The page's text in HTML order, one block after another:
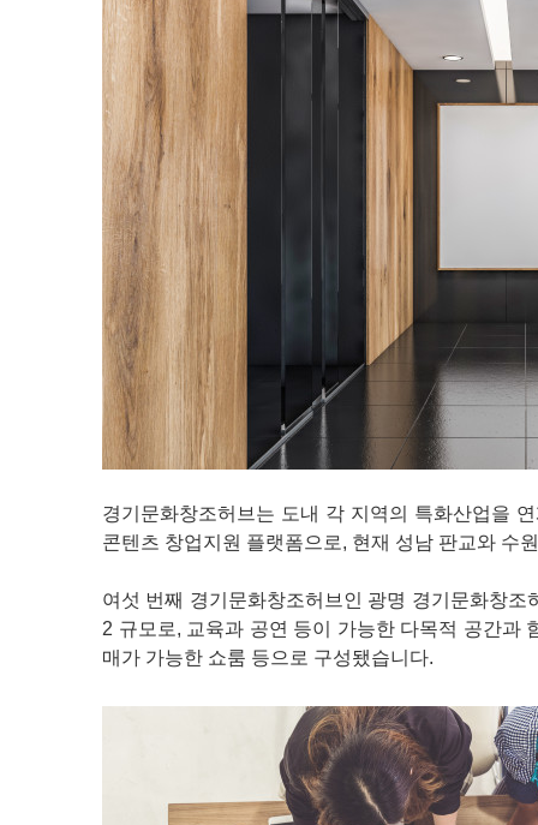
경기문화창조허브는 도내 각 지역의 특화산업을
콘텐츠 창업지원 플랫폼으로, 현재 성남 판교와 수
여섯 번째 경기문화창조허브인 광명 경기문화창
2 규모로, 교육과 공연 등이 가능한 다목적 공간과
매가 가능한 쇼룸 등으로 구성됐습니다.